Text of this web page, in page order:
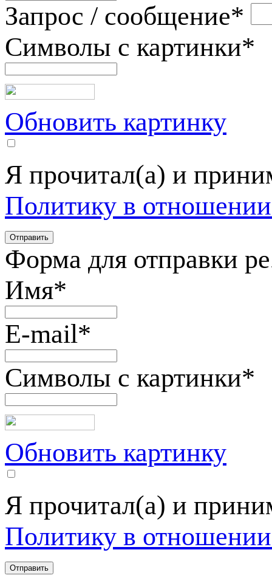
Запрос / сообщение*
Символы с картинки*
Обновить картинку
Я прочитал(а) и
Политику в
Форма для отправки
Имя*
E-mail*
Символы с картинки*
Обновить картинку
Я прочитал(а) и
Политику в